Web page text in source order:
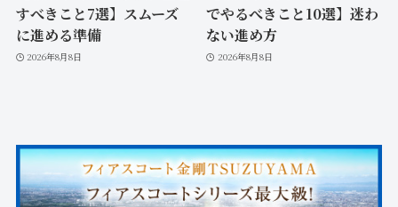
すべきこと7選】スムーズ
に進める準備
2026年8月8日
でやるべきこと10選】迷わ
ない進め方
2026年8月8日